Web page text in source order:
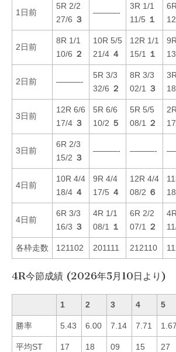
1日前
5R 2/2
27/6 ３
———-
3R 1/1
11/5 １
2日前
8R 1/1
10/6 ２
10R 5/5
21/4 ４
12R 1/1
15/1
１
2日前 ———-
5R 3/3
32/6 ２
8R 3/3
02/1
３
3日前
12R 6/6
17/4 ３
5R 6/6
10/2 ５
5R 5/5
08/1
２
3日前
6R 2/3
15/2 ３
———- ———-
4日前
10R 4/4
18/4 ４
9R 4/4
17/5 ４
12R 4/4
08/2 ６
4日前
6R 3/3
16/3 ３
4R 1/1
08/1
１
6R 2/2
07/1
２
各枠走数 121102 201111 212110
4R今節成績 (2026年5月10日より)
1 2 3 4 5
勝率 5.43 6.00 7.14 7.71 1.67
平均ST 17 18 09 15 27